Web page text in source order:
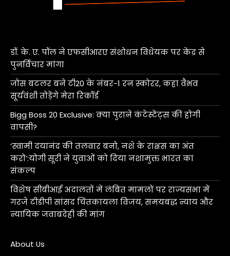
डॉ. के. ए. पॉल ने एफसीआरए संशोधन विधेयक पर केंद्र से
पुनर्विचार मांगा
जोस बटलर बने टी20 के नंबर-1 रन स्कोरर, कहा वैभव
सूर्यवंशी तोड़ेंगे मेरा रिकॉर्ड
Bigg Boss 20 Exclusive: क्या पुराने कंटेस्टेंट्स की होगी
वापसी?
‘स्वामी दयानंद की तलवार बनो, नशे के राक्षस का अंत
करो’:योगी सूरी ने युवाओं को दिया नशामुक्त भारत का
संकल्प
विशेष सीबीआई अदालतों में लंबित मामलों पर राज्यसभा में
गरजे टीडीपी सांसद चिंतकायला विजय, समयबद्ध न्याय और
न्यायिक जवाबदेही की मांग
About Us